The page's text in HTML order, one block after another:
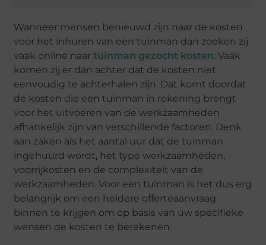
Wanneer mensen benieuwd zijn naar de kosten
voor het inhuren van een tuinman dan zoeken zij
vaak online naartuinman gezocht kosten. Vaak
komen zij er dan achter dat de kosten niet
eenvoudig te achterhalen zijn. Dat komt doordat
de kosten die een tuinman in rekening brengt
voor het uitvoeren van de werkzaamheden
afhankelijk zijn van verschillende factoren. Denk
aan zaken als het aantal uur dat de tuinman
ingehuurd wordt, het type werkzaamheden,
voorrijkosten en de complexiteit van de
werkzaamheden. Voor een tuinman is het dus erg
belangrijk om een heldere offerteaanvraag
binnen te krijgen om op basis van uw specifieke
wensen de kosten te berekenen.